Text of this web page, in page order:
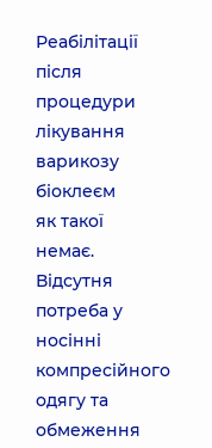
Реабілітації
після
процедури
лікування
варикозу
біоклеєм
як такої
немає.
Відсутня
потреба у
носінні
компресійного
одягу та
обмеження